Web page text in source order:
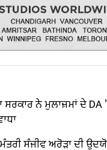
ਨੇ ਮੁਲਾਜ਼ਮਾਂ ਦੇ DA
ਸੰਜੀਵ ਅਰੋੜਾ ਦੀ